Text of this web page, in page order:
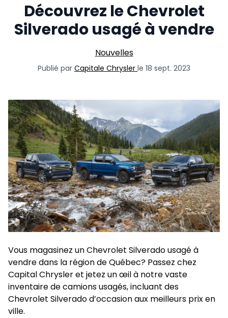
Découvrez le Chevrolet
Silverado usagé à vendre
Nouvelles
Publié par Capitale Chrysler le 18 sept. 2023
Vous magasinez un Chevrolet Silverado usagé à
vendre dans la région de Québec? Passez chez
Capital Chrysler et jetez un œil à notre vaste
inventaire de camions usagés, incluant des
Chevrolet Silverado d’occasion aux meilleurs prix en
ville.